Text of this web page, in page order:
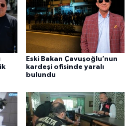
Eski Bakan Çavuşoğlu’nun
kardeşi ofisinde yaralı
bulundu